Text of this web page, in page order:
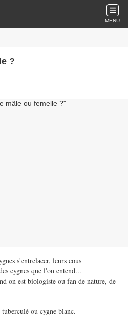
MENU
?
s'entrelacer, leurs cous
cygnes que l'on entend...
on est biologiste ou fan de nature, de
ou cygne blanc.